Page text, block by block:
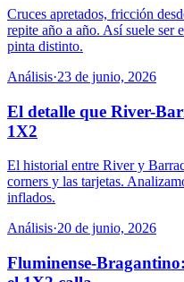
Cruces apretados, fricción
repite año a año. Así suele ser
pinta distinto.
Análisis·23 de junio, 2026
El detalle que River-
1X2
El historial entre River y
corners y las tarjetas.
inflados.
Análisis·20 de junio, 2026
Fluminense-